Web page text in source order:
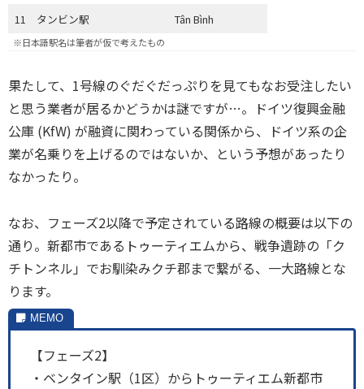
11 タンビン駅 Tân Bình
※日本語駅名は筆者が仮で考えたもの
果たして、1号線のぐだぐだっぷりを見てもなお受注したい
と思う業者が居るかどうかは謎ですが…。ドイツ復興金融
公庫 (KfW) が融資に関わっている関係から、ドイツ系の企
業が名乗りを上げるのではないか、という予想があったり
なかったり。
なお、フェーズ2以降で予定されている路線の概要は以下の
通り。新都市であるトゥーティエムから、戦争遺跡の「ク
チトンネル」でお馴染みクチ郡まで繋がる、一大路線とな
ります。
【フェーズ2】
・ベンタイン駅（1区）からトゥーティエム新都市